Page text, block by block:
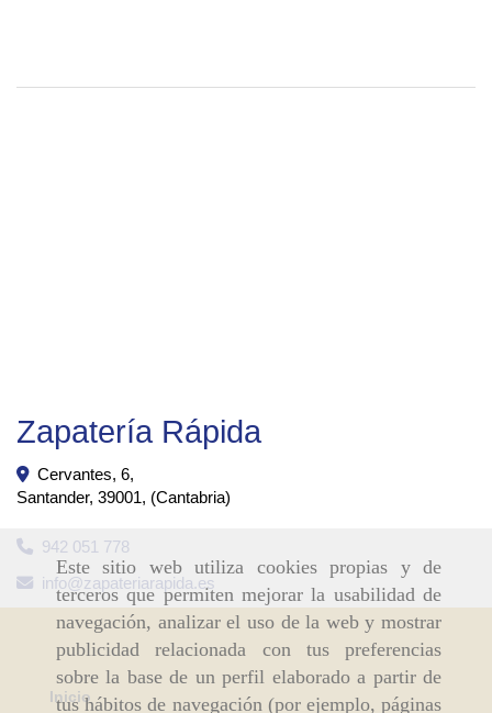
Este sitio web utiliza cookies propias y de
terceros que permiten mejorar la usabilidad de
navegación, analizar el uso de la web y mostrar
publicidad relacionada con tus preferencias
sobre la base de un perfil elaborado a partir de
tus hábitos de navegación (por ejemplo, páginas
Zapatería Rápida
Cervantes, 6,
Santander, 39001, (Cantabria)
942 051 778
info
zapateriarapida.es
Inicio